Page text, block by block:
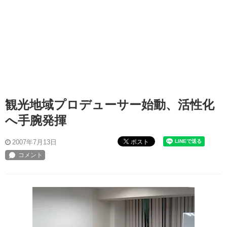
観光地域プロデューサー始動、活性化
へ手腕発揮
2007年7月13日 ポスト